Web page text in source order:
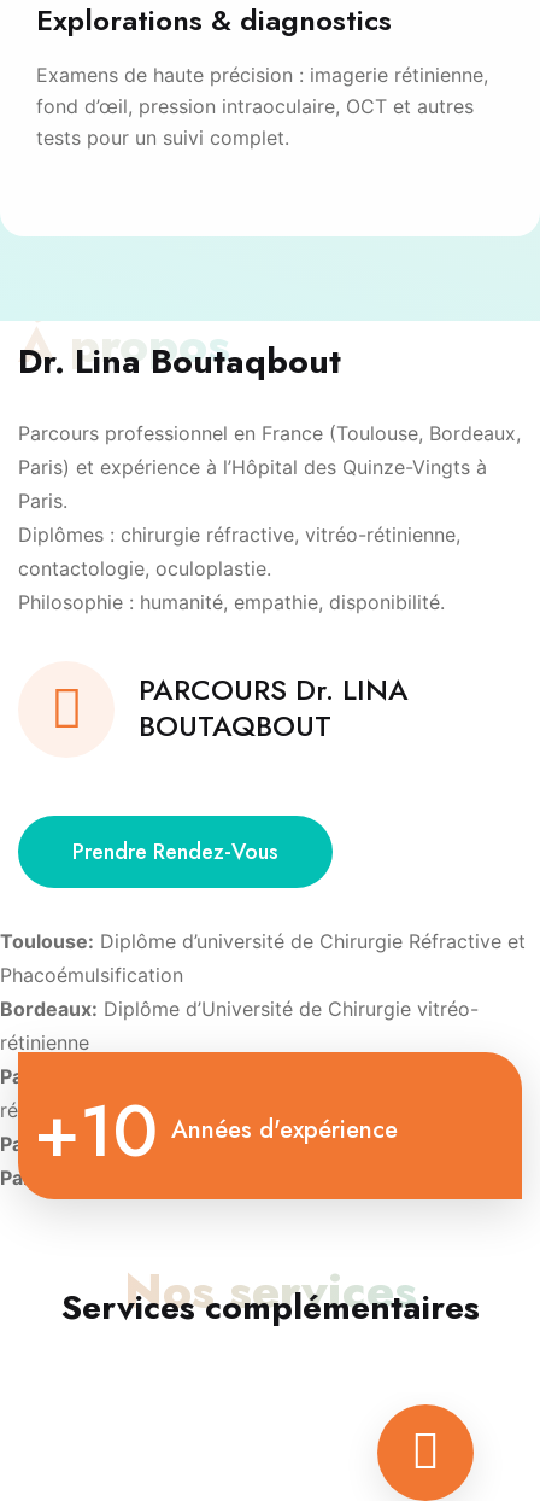
Explorations & diagnostics
Examens de haute précision : imagerie rétinienne,
fond d’œil, pression intraoculaire, OCT et autres
tests pour un suivi complet.
À propos
Dr. Lina Boutaqbout
Parcours professionnel en France (Toulouse, Bordeaux,
Paris) et expérience à l’Hôpital des Quinze-Vingts à
Paris.
Diplômes : chirurgie réfractive, vitréo-rétinienne,
contactologie, oculoplastie.
Philosophie : humanité, empathie, disponibilité.
PARCOURS Dr. LINA
BOUTAQBOUT
Prendre Rendez-Vous
Toulouse: Diplôme d’université de Chirurgie Réfractive et
Phacoémulsification
Bordeaux: Diplôme d’Université de Chirurgie vitréo-
rétinienne
Paris:
rétinienne
Paris: Diplôme d’Université de Contactologie.
Paris:+10 Années d'expérience
Nos services
Services complémentaires